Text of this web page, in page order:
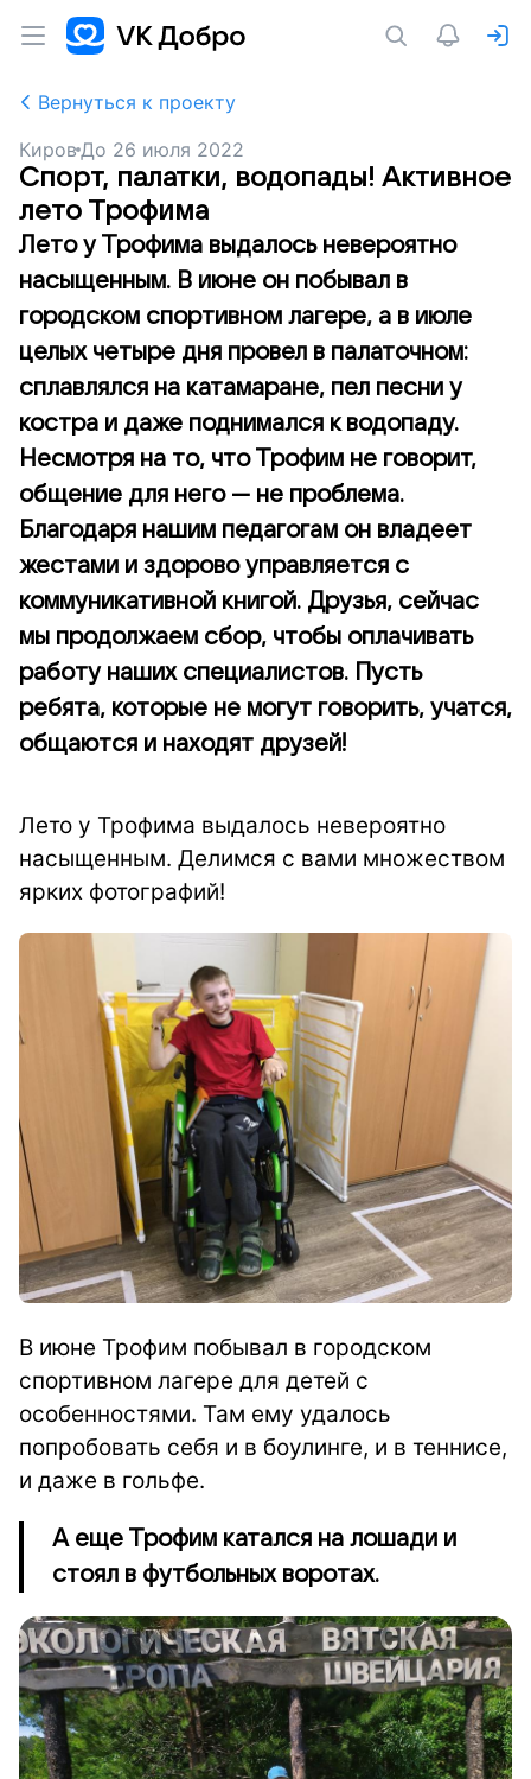
Вернуться к проекту
Киров До 26 июля 2022
Спорт, палатки, водопады! Активное
лето Трофима
Лето у Трофима выдалось невероятно
насыщенным. В июне он побывал в
городском спортивном лагере, а в июле
целых четыре дня провел в палаточном:
сплавлялся на катамаране, пел песни у
костра и даже поднимался к водопаду.
Несмотря на то, что Трофим не говорит,
общение для него — не проблема.
Благодаря нашим педагогам он владеет
жестами и здорово управляется с
коммуникативной книгой. Друзья, сейчас
мы продолжаем сбор, чтобы оплачивать
работу наших специалистов. Пусть
ребята, которые не могут говорить, учатся,
общаются и находят друзей!
Лето у Трофима выдалось невероятно
насыщенным. Делимся с вами множеством
ярких фотографий!
В июне Трофим побывал в городском
спортивном лагере для детей с
особенностями. Там ему удалось
попробовать себя и в боулинге, и в теннисе,
и даже в гольфе.
А еще Трофим катался на лошади и
стоял в футбольных воротах.